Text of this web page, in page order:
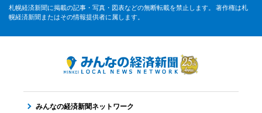
札幌経済新聞に掲載の記事・写真・図表などの無断転載を禁止します。 著作権は札
幌経済新聞またはその情報提供者に属します。
みんなの経済新聞ネットワーク